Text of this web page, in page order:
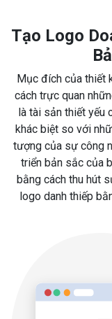
Tạo Logo
Mục đích của thiết
cách trực quan
là tài sản thiết yếu
khác biệt so với
tượng của sự công
triển bản sắc của
bằng cách thu hút
logo danh thiếp